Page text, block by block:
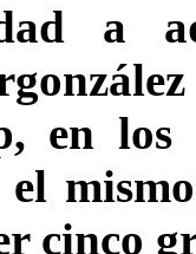
a
en los
el
cinco